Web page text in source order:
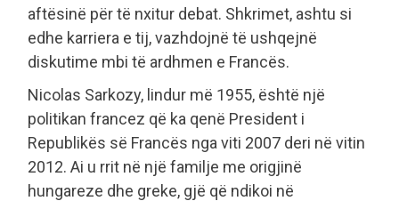
aftësinë për të nxitur debat. Shkrimet, ashtu si
edhe karriera e tij, vazhdojnë të ushqejnë
diskutime mbi të ardhmen e Francës.
Nicolas Sarkozy, lindur më 1955, është një
politikan francez që ka qenë President i
Republikës së Francës nga viti 2007 deri në vitin
2012. Ai u rrit në një familje me origjinë
hungareze dhe greke, gjë që ndikoi në